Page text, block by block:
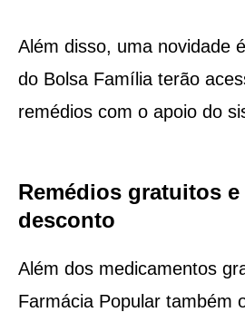
Além disso, uma novidade
do Bolsa Família terão
remédios com o apoio do
Remédios gratuitos e
desconto
Além dos medicamentos
Farmácia Popular também